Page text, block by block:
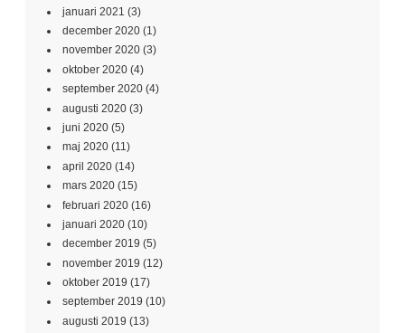
januari 2021 (3)
december 2020 (1)
november 2020 (3)
oktober 2020 (4)
september 2020 (4)
augusti 2020 (3)
juni 2020 (5)
maj 2020 (11)
april 2020 (14)
mars 2020 (15)
februari 2020 (16)
januari 2020 (10)
december 2019 (5)
november 2019 (12)
oktober 2019 (17)
september 2019 (10)
augusti 2019 (13)